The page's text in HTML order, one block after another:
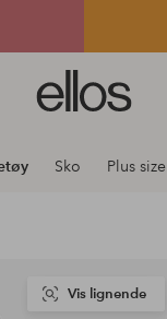
Ellos
logo
gåSko Plus size
Vis lignende